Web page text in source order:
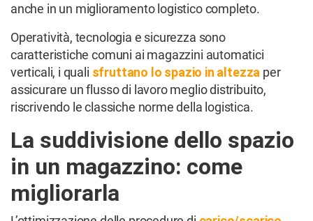
anche in un miglioramento logistico completo.
Operatività, tecnologia e sicurezza sono
caratteristiche comuni ai magazzini automatici
verticali, i quali sfruttano lo spazio in altezza per
assicurare un flusso di lavoro meglio distribuito,
riscrivendo le classiche norme della logistica.
La suddivisione dello spazio
in un magazzino: come
migliorarla